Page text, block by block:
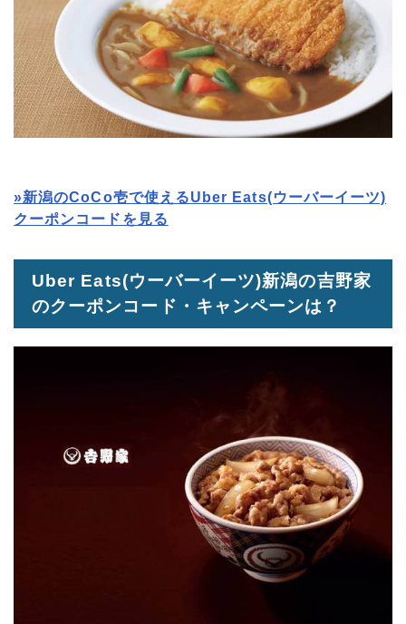
»新潟のCoCo壱で使えるUber Eats(ウーバーイーツ)
クーポンコードを見る
Uber Eats(ウーバーイーツ)新潟の吉野家
のクーポンコード・キャンペーンは？